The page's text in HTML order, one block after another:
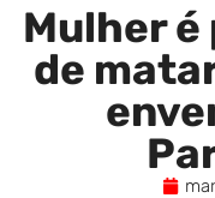
Mulher
de